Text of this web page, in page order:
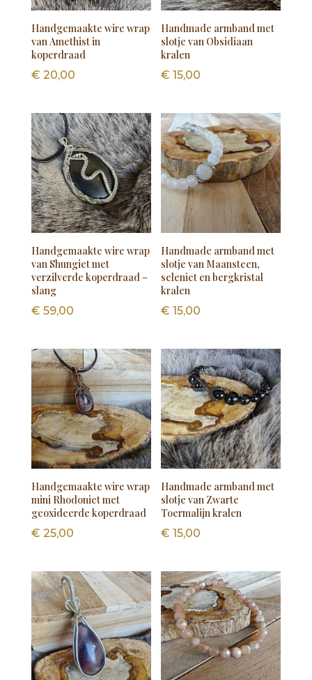
Handgemaakte wire wrap
van Amethist in
koperdraad
€ 20,00
Handmade armband met
slotje van Obsidiaan
kralen
€ 15,00
Handgemaakte wire wrap
van Shungiet met
verzilverde koperdraad –
slang
€ 59,00
Handmade armband met
slotje van Maansteen,
seleniet en bergkristal
kralen
€ 15,00
Handgemaakte wire wrap
mini Rhodoniet met
geoxideerde koperdraad
€ 25,00
Handmade armband met
slotje van Zwarte
Toermalijn kralen
€ 15,00